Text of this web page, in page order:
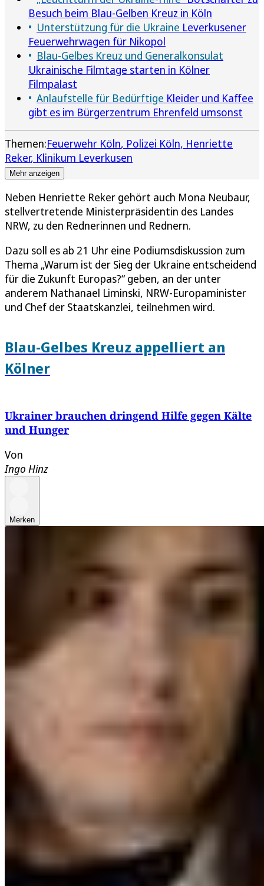
Besuch beim Blau-Gelben Kreuz in Köln
Unterstützung für die Ukraine Leverkusener
Feuerwehrwagen für Nikopol
Blau-Gelbes Kreuz und Generalkonsulat
Ukrainische Filmtage starten in Kölner
Filmpalast
Anlaufstelle für Bedürftige Kleider und Kaffee
gibt es im Bürgerzentrum Ehrenfeld umsonst
Themen:Feuerwehr Köln Polizei Köln Henriette
Reker Klinikum Leverkusen
Mehr anzeigen
Neben Henriette Reker gehört auch Mona Neubaur,
stellvertretende Ministerpräsidentin des Landes
NRW, zu den Rednerinnen und Rednern.
Dazu soll es ab 21 Uhr eine Podiumsdiskussion zum
Thema „Warum ist der Sieg der Ukraine entscheidend
für die Zukunft Europas?“ geben, an der unter
anderem Nathanael Liminski, NRW-Europaminister
und Chef der Staatskanzlei, teilnehmen wird.
Blau-Gelbes Kreuz appelliert an
Kölner
Ukrainer brauchen dringend Hilfe gegen Kälte
und Hunger
Von
Ingo Hinz
Merken